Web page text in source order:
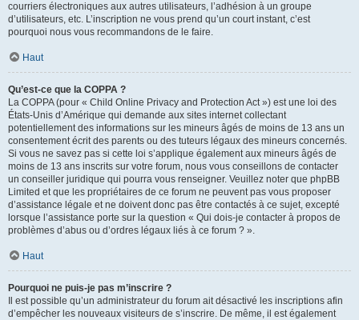
courriers électroniques aux autres utilisateurs, l’adhésion à un groupe
d’utilisateurs, etc. L’inscription ne vous prend qu’un court instant, c’est
pourquoi nous vous recommandons de le faire.
Haut
Qu’est-ce que la COPPA ?
La COPPA (pour « Child Online Privacy and Protection Act ») est une loi des
États-Unis d’Amérique qui demande aux sites internet collectant
potentiellement des informations sur les mineurs âgés de moins de 13 ans un
consentement écrit des parents ou des tuteurs légaux des mineurs concernés.
Si vous ne savez pas si cette loi s’applique également aux mineurs âgés de
moins de 13 ans inscrits sur votre forum, nous vous conseillons de contacter
un conseiller juridique qui pourra vous renseigner. Veuillez noter que phpBB
Limited et que les propriétaires de ce forum ne peuvent pas vous proposer
d’assistance légale et ne doivent donc pas être contactés à ce sujet, excepté
lorsque l’assistance porte sur la question « Qui dois-je contacter à propos de
problèmes d’abus ou d’ordres légaux liés à ce forum ? ».
Haut
Pourquoi ne puis-je pas m’inscrire ?
Il est possible qu’un administrateur du forum ait désactivé les inscriptions afin
d’empêcher les nouveaux visiteurs de s’inscrire. De même, il est également